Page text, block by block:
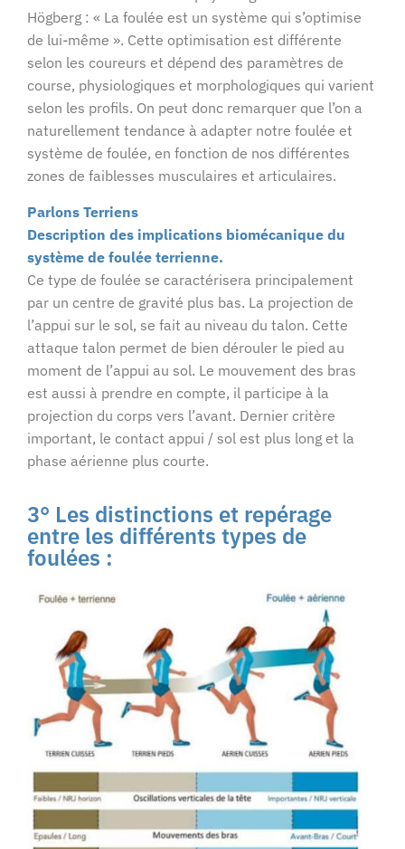
Högberg : « La foulée est un système qui s’optimise
de lui-même ». Cette optimisation est différente
selon les coureurs et dépend des paramètres de
course, physiologiques et morphologiques qui varient
selon les profils. On peut donc remarquer que l’on a
naturellement tendance à adapter notre foulée et
système de foulée, en fonction de nos différentes
zones de faiblesses musculaires et articulaires.
Parlons Terriens
Description des implications biomécanique du
système de foulée terrienne.
Ce type de foulée se caractérisera principalement
par un centre de gravité plus bas. La projection de
l’appui sur le sol, se fait au niveau du talon. Cette
attaque talon permet de bien dérouler le pied au
moment de l’appui au sol. Le mouvement des bras
est aussi à prendre en compte, il participe à la
projection du corps vers l’avant. Dernier critère
important, le contact appui / sol est plus long et la
phase aérienne plus courte.
3° Les distinctions et repérage
entre les différents types de
foulées :